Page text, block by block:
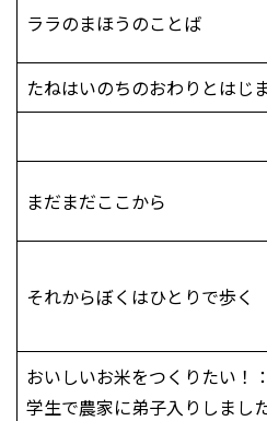
ララのまほうのことば
たねはいのちのおわりとはじ
まだまだここから
それからぼくはひとりで歩く
おいしいお米をつくりたい！
学生で農家に弟子入りしまし